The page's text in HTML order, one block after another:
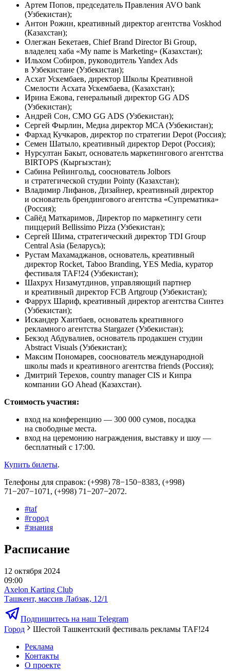
Артем Попов, председатель Правления AVO bank
(Узбекистан);
Антон Рожин, креативный директор агентства Voskhod
(Казахстан);
Олегжан Бекетаев, Chief Brand Director Bi Group,
владелец хаба «My name is Marketing» (Казахстан);
Ильхом Собиров, руководитель Yandex Ads
в Узбекистане (Узбекистан);
Асхат Ускембаев, директор Школы Креативной
Смелости Асхата Ускембаева, (Казахстан);
Ирина Ежова, генеральный директор GG ADS
(Узбекистан);
Андрей Сон, CMO GG ADS (Узбекистан);
Сергей Фырлин, Медиа директор MCA (Узбекистан);
Фархад Кучкаров, директор по стратегии Depot (Россия);
Семен Шатыло, креативный директор Depot (Россия);
Нурсултан Бакыт, основатель маркетингового агентства
BIRTOPS (Кыргызстан);
Сабина Рейингольд, сооснователь Jolbors
и стратегической студии Pointy (Казахстан);
Владимир Лифанов, Дизайнер, креативный директор
и основатель брендингового агентства «Супрематика»
(Россия);
Сайёд Маткаримов, Директор по маркетингу сети
пиццерий Bellissimo Pizza (Узбекистан);
Сергей Шима, стратегический директор TDI Group
Central Asia (Беларусь);
Рустам Махамаджанов, основатель, креативный
директор Rocket, Taboo Branding, YES Media, куратор
фестиваля TAF!24 (Узбекистан);
Шахрух Низамутдинов, управляющий партнер
и креативный директор FCB Artgroup (Узбекистан);
Фаррух Шариф, креативный директор агентства Синтез
(Узбекистан);
Искандер Хаитбаев, основатель креативного
рекламного агентства Stargazer (Узбекистан);
Бекзод Абдувалиев, основатель продакшен студии
Abstract Visuals (Узбекистан);
Максим Пономарев, сооснователь международной
школы mads и креативного агентства friends (Россия);
Дмитрий Терехов, country manager CIS и Кипра
компании GO Ahead (Казахстан).
Стоимость участия:
вход на конференцию — 300 000 сумов, посадка
на свободные места.
вход на церемонию награждения, выставку и шоу —
бесплатный с 17:00.
Купить билеты.
Телефоны для справок: (+998) 78−150−8383, (+998)
71−207−1071, (+998) 71−207−2072.
#taf
#город
#знания
Расписание
12 октября 2024
09:00
Axelon Karting Club
Ташкент, массив Лабзак, 12/1
Подпишитесь на наш Telegram
Город
Шестой Ташкентский фестиваль рекламы TAF!24
Реклама
Контакты
О проекте